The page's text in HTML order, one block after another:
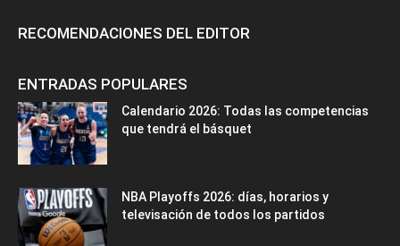
RECOMENDACIONES DEL EDITOR
ENTRADAS POPULARES
Calendario 2026: Todas las competencias
que tendrá el básquet
NBA Playoffs 2026: días, horarios y
televisación de todos los partidos